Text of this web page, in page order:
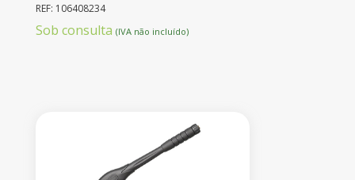
REF: 106408234
Sob consulta (IVA não incluído)